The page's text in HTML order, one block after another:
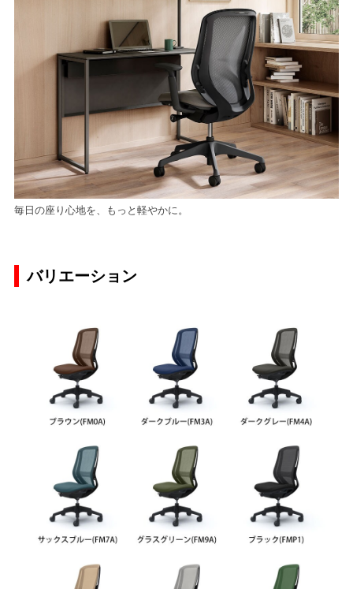
毎日の座り心地を、もっと軽やかに。
バリエーション